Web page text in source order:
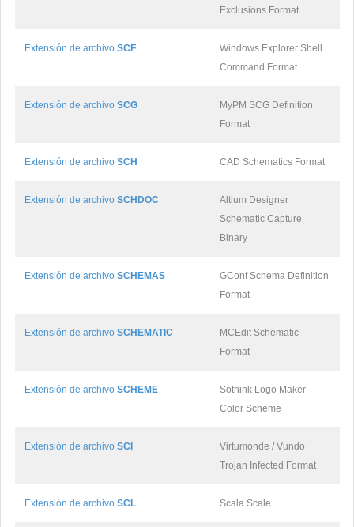
Exclusions Format
Extensión de archivo SCF
Windows Explorer Shell
Command Format
Extensión de archivo SCG
MyPM SCG Definition
Format
Extensión de archivo SCH CAD Schematics Format
Extensión de archivo SCHDOC
Altium Designer
Schematic Capture
Binary
Extensión de archivo SCHEMAS
GConf Schema Definition
Format
Extensión de archivo SCHEMATIC
MCEdit Schematic
Format
Extensión de archivo SCHEME
Sothink Logo Maker
Color Scheme
Extensión de archivo SCI
Virtumonde / Vundo
Trojan Infected Format
Extensión de archivo SCL Scala Scale